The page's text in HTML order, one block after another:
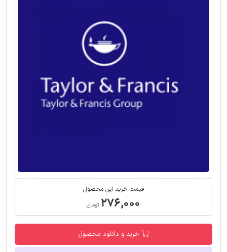
قیمت خرید این محصول
۲۷۶,۰۰۰ تومان
خرید و دانلود محصول